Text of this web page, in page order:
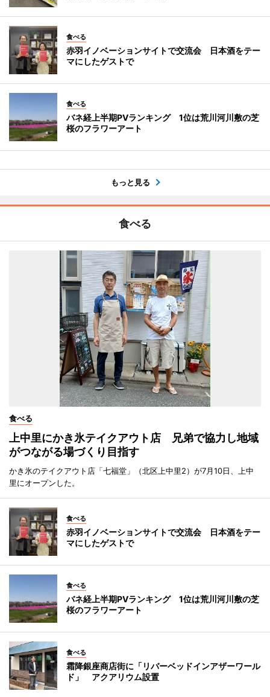
食べる
赤羽イノベーションサイトで交流会 日本酒をテー
マにしたゲストで
食べる
バネ経上半期PVランキング 1位は荒川河川敷の芝
桜のフラワーアート
もっと見る
食べる
食べる
上中里にかき氷テイクアウト店 兄弟で協力し地域
がつながる場づくり目指す
かき氷のテイクアウト店「七福堂」（北区上中里2）が7月10日、上中
里にオープンした。
食べる
赤羽イノベーションサイトで交流会 日本酒をテー
マにしたゲストで
食べる
バネ経上半期PVランキング 1位は荒川河川敷の芝
桜のフラワーアート
食べる
霜降銀座商店街に「リバーベッドインアザーワール
ド」 アクアリウム設置